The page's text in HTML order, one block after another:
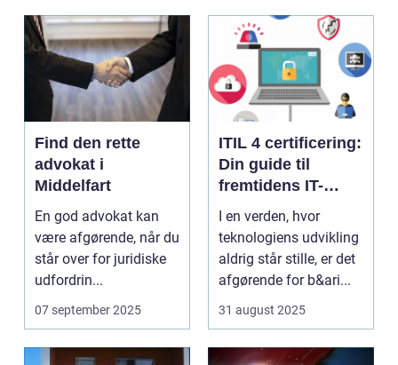
Find den rette
advokat i
Middelfart
En god advokat kan
være afgørende, når du
står over for juridiske
udfordrin...
07 september 2025
ITIL 4 certificering:
Din guide til
fremtidens IT-
service
management
I en verden, hvor
teknologiens udvikling
aldrig står stille, er det
afgørende for b&ari...
31 august 2025